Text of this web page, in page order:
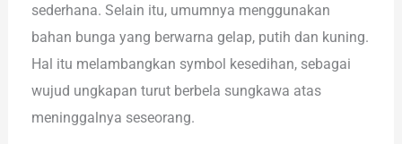
sederhana. Selain itu, umumnya menggunakan
bahan bunga yang berwarna gelap, putih dan kuning.
Hal itu melambangkan symbol kesedihan, sebagai
wujud ungkapan turut berbela sungkawa atas
meninggalnya seseorang.